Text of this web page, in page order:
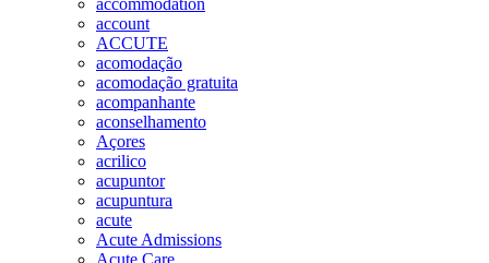
account
ACCUTE
acomodação
acomodação gratuita
acompanhante
aconselhamento
Açores
acrilico
acupuntor
acupuntura
acute
Acute Admissions
Acute Care